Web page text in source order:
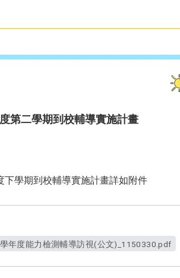
第二學期到校輔導實施計畫
下學期到校輔導實施計畫詳如附件
年度能力檢測輔導訪視(公文)_1150330.pdf